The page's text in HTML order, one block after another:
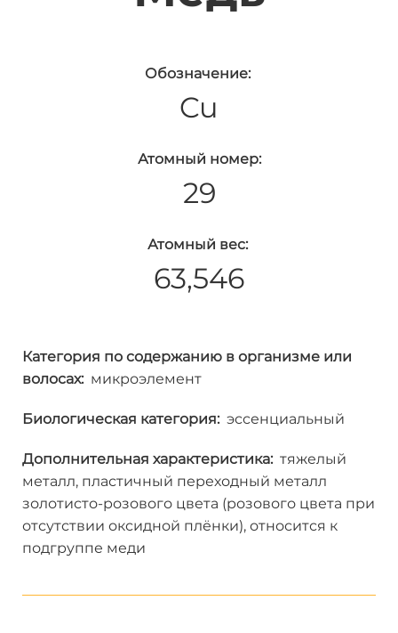
Обозначение:
Cu
Атомный номер:
29
Атомный вес:
63,546
Категория по содержанию в организме или
волосах: микроэлемент
Биологическая категория: эссенциальный
Дополнительная характеристика: тяжелый
металл, пластичный переходный металл
золотисто-розового цвета (розового цвета при
отсутствии оксидной плёнки), относится к
подгруппе меди